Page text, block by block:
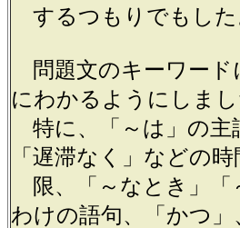
するつもりでもした
問題文のキーワード
にわかるようにしまし
特に、「～は」の主
「遅滞なく」などの時
限、「～なとき」「
わけの語句、「かつ」